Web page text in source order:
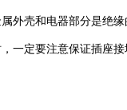
外壳和电器部分是绝
一定要注意保证插座接